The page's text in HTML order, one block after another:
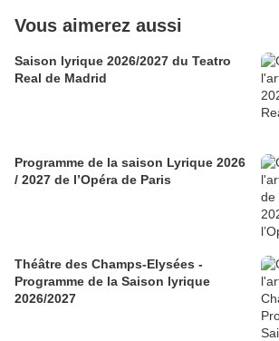
Vous aimerez aussi
Saison lyrique 2026/2027 du Teatro
Real de Madrid
Programme de la saison Lyrique 2026
/ 2027 de l’Opéra de Paris
Théâtre des Champs-Elysées -
Programme de la Saison lyrique
2026/2027